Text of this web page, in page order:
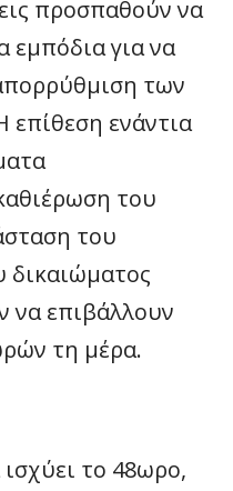
προσπαθούν να
εμπόδια για να
των
επίθεση ενάντια
του
του
δικαιώματος
να επιβάλλουν
τη μέρα.
το 48ωρο,